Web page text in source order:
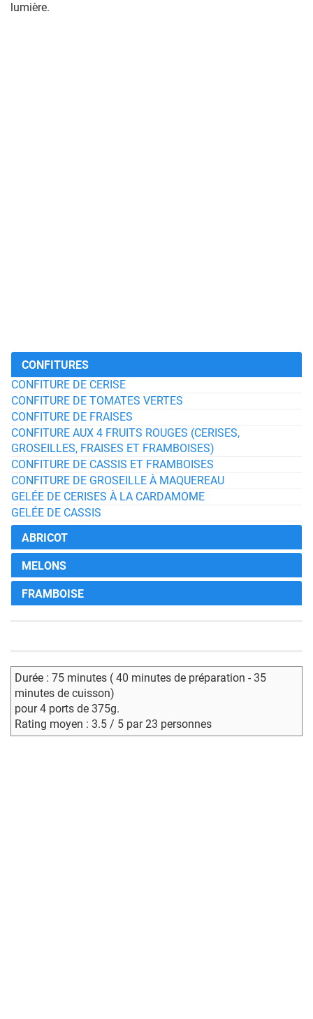
lumière.
CONFITURES
CONFITURE DE CERISE
CONFITURE DE TOMATES VERTES
CONFITURE DE FRAISES
CONFITURE AUX 4 FRUITS ROUGES (CERISES,
GROSEILLES, FRAISES ET FRAMBOISES)
CONFITURE DE CASSIS ET FRAMBOISES
CONFITURE DE GROSEILLE À MAQUEREAU
GELÉE DE CERISES À LA CARDAMOME
GELÉE DE CASSIS
ABRICOT
MELONS
FRAMBOISE
Durée : 75 minutes ( 40 minutes de préparation - 35
minutes de cuisson)
pour 4 ports de 375g.
Rating moyen : 3.5 / 5 par 23 personnes